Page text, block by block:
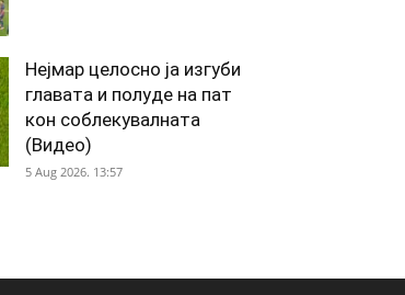
Нејмар целосно ја изгуби
главата и полуде на пат
кон соблекувалната
(Видео)
5 Aug 2026. 13:57